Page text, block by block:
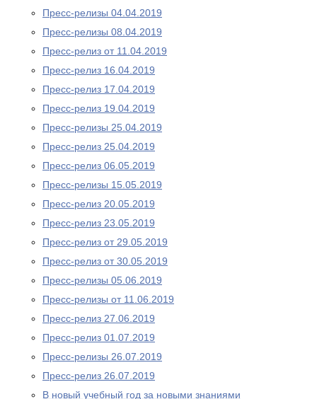
Пресс-релизы 04.04.2019
Пресс-релизы 08.04.2019
Пресс-релиз от 11.04.2019
Пресс-релиз 16.04.2019
Пресс-релиз 17.04.2019
Пресс-релиз 19.04.2019
Пресс-релизы 25.04.2019
Пресс-релиз 25.04.2019
Пресс-релиз 06.05.2019
Пресс-релизы 15.05.2019
Пресс-релиз 20.05.2019
Пресс-релиз 23.05.2019
Пресс-релиз от 29.05.2019
Пресс-релиз от 30.05.2019
Пресс-релизы 05.06.2019
Пресс-релизы от 11.06.2019
Пресс-релиз 27.06.2019
Пресс-релиз 01.07.2019
Пресс-релизы 26.07.2019
Пресс-релиз 26.07.2019
В новый учебный год за новыми знаниями